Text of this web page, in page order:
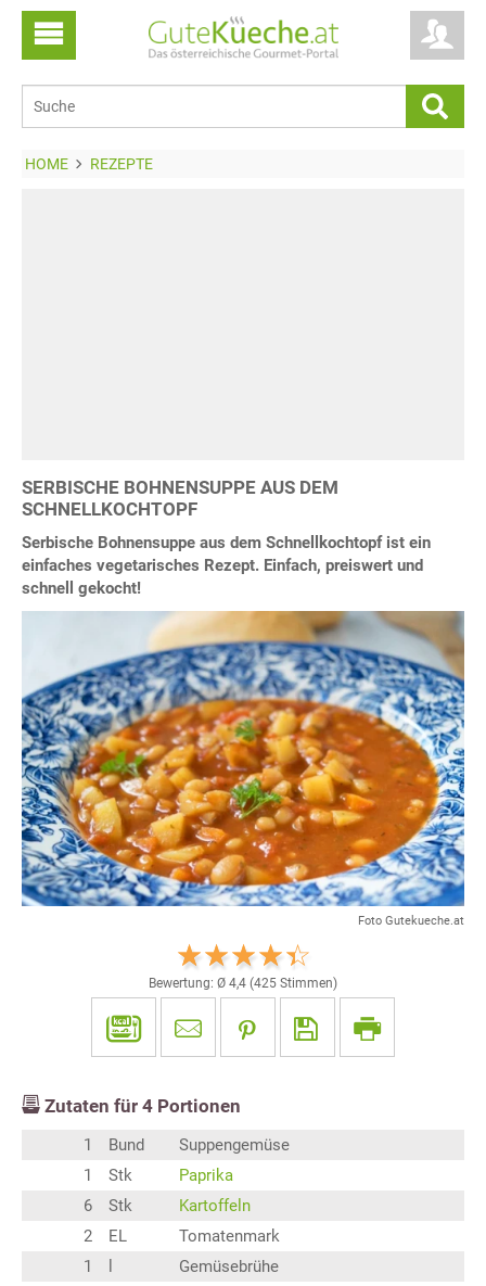
HOME REZEPTE
SERBISCHE BOHNENSUPPE AUS DEM
SCHNELLKOCHTOPF
Serbische Bohnensuppe aus dem Schnellkochtopf ist ein
einfaches vegetarisches Rezept. Einfach, preiswert und
schnell gekocht!
Foto Gutekueche.at
Bewertung: Ø 4,4 (425 Stimmen)
Zutaten für 4 Portionen
1 Bund
Suppengemüse
1
Stk
Paprika
6
Stk
Kartoffeln
2
EL
Tomatenmark
1
Gemüsebrühe